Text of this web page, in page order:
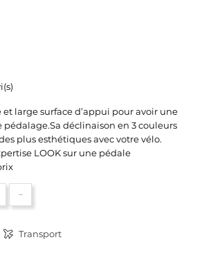
large surface d’appui pour avoir une
déclinaison en 3 couleurs
plus esthétiques avec votre vélo.
LOOK sur une pédale
-
Transport